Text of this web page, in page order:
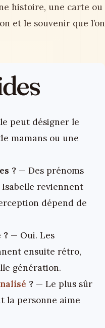
histoire, une carte ou
et le souvenir que l’on
peut désigner le
mamans ou une
? — Des prénoms
reviennent
dépend de
? — Oui. Les
ensuite rétro,
génération.
? — Le plus sûr
la personne aime